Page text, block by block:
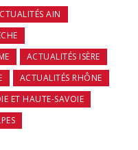
AIN
ACTUALITÉS ISÈRE
ACTUALITÉS RHÔNE
ET HAUTE-SAVOIE